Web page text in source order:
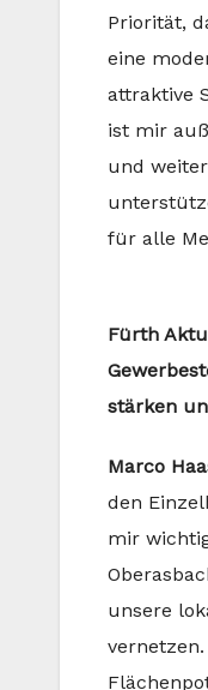
Priorität,
eine
attraktive
ist mir
und
für alle
Fürth
stärken
Marco
den
mir
unsere